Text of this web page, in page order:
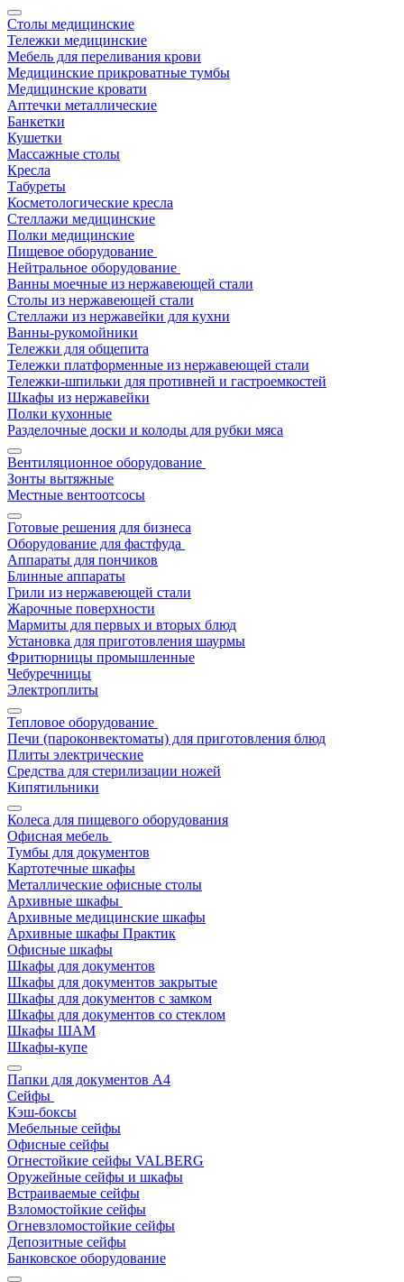
Столы медицинские
Тележки медицинские
Мебель для переливания крови
Медицинские прикроватные тумбы
Медицинские кровати
Аптечки металлические
Банкетки
Кушетки
Массажные столы
Кресла
Табуреты
Косметологические кресла
Стеллажи медицинские
Полки медицинские
Пищевое оборудование
Нейтральное оборудование
Ванны моечные из нержавеющей стали
Столы из нержавеющей стали
Стеллажи из нержавейки для кухни
Ванны-рукомойники
Тележки для общепита
Тележки платформенные из нержавеющей стали
Тележки-шпильки для противней и гастроемкостей
Шкафы из нержавейки
Полки кухонные
Разделочные доски и колоды для рубки мяса
Вентиляционное оборудование
Зонты вытяжные
Местные вентоотсосы
Готовые решения для бизнеса
Оборудование для фастфуда
Аппараты для пончиков
Блинные аппараты
Грили из нержавеющей стали
Жарочные поверхности
Мармиты для первых и вторых блюд
Установка для приготовления шаурмы
Фритюрницы промышленные
Чебуречницы
Электроплиты
Тепловое оборудование
Печи (пароконвектоматы) для приготовления блюд
Плиты электрические
Средства для стерилизации ножей
Кипятильники
Колеса для пищевого оборудования
Офисная мебель
Тумбы для документов
Картотечные шкафы
Металлические офисные столы
Архивные шкафы
Архивные медицинские шкафы
Архивные шкафы Практик
Офисные шкафы
Шкафы для документов
Шкафы для документов закрытые
Шкафы для документов с замком
Шкафы для документов со стеклом
Шкафы ШАМ
Шкафы-купе
Папки для документов A4
Сейфы
Кэш-боксы
Мебельные сейфы
Офисные сейфы
Огнестойкие сейфы VALBERG
Оружейные сейфы и шкафы
Встраиваемые сейфы
Взломостойкие сейфы
Огневзломостойкие сейфы
Депозитные сейфы
Банковское оборудование